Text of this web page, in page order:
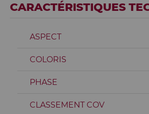
CARACTÉRISTIQUES
ASPECT
COLORIS
PHASE
CLASSEMENT COV